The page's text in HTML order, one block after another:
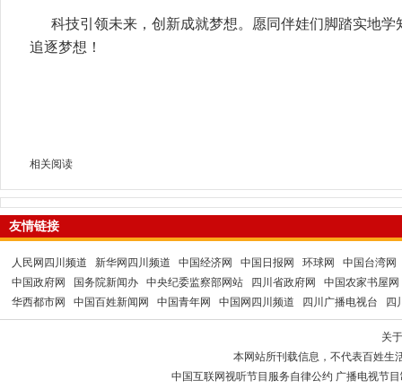
科技引领未来，创新成就梦想。愿同伴娃们脚踏实地
追逐梦想！
相关阅读
友情链接
人民网四川频道 新华网四川频道 中国经济网 中国日报网 环球网
中国台湾网
中国政府网
国务院新闻办 中央纪委监察部网站 四川省政府网
中国农家书屋网
华西都市网
中国百姓新闻网 中国青年网 中国网四川频道 四川广播电视台 四
关
本网站所刊载信息，不代表百姓生
中国互联网视听节目服务自律公约 广播电视节